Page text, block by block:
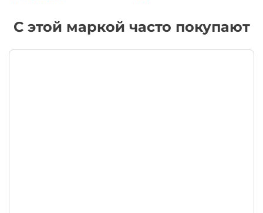
С этой маркой часто покупают